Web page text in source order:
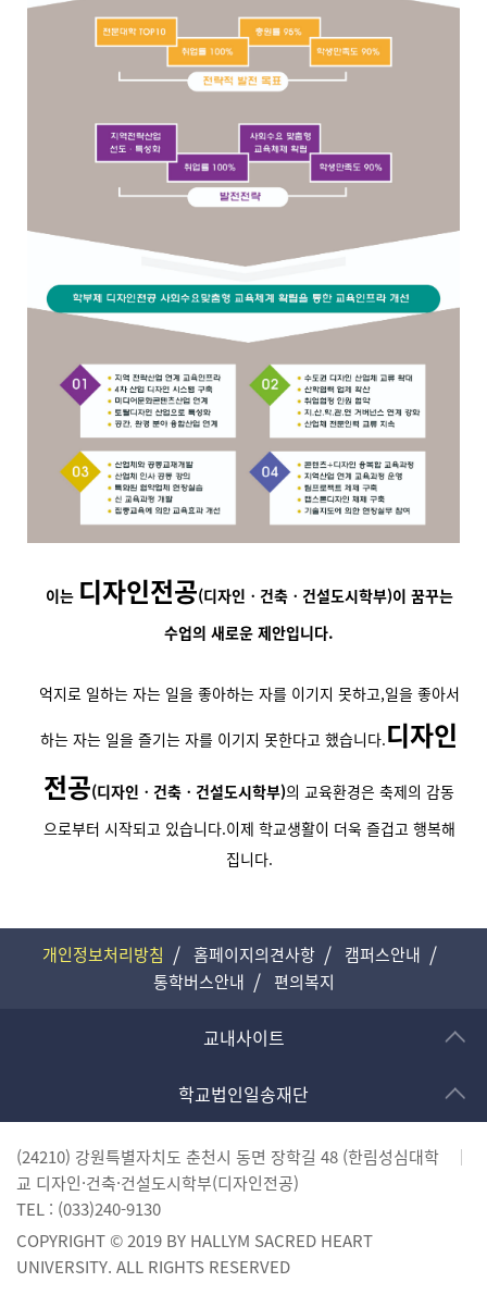
이는 디자인전공(디자인ㆍ건축ㆍ건설도시학부)이 꿈꾸는
수업의 새로운 제안입니다.
억지로 일하는 자는 일을 좋아하는 자를 이기지 못하고,일을 좋아서
하는 자는 일을 즐기는 자를 이기지 못한다고 했습니다.디자인
전공(디자인ㆍ건축ㆍ건설도시학부)의 교육환경은 축제의 감동
으로부터 시작되고 있습니다.이제 학교생활이 더욱 즐겁고 행복해
집니다.
개인정보처리방침 홈페이지의견사항
캠퍼스안내
통학버스안내
편의복지
교내사이트
학교법인일송재단
(24210) 강원특별자치도 춘천시 동면 장학길 48 (한림성심대학
교 디자인·건축·건설도시학부(디자인전공)
TEL : (033)240-9130
COPYRIGHT © 2019 BY HALLYM SACRED HEART
UNIVERSITY. ALL RIGHTS RESERVED